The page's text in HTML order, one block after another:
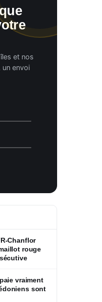
îles et nos
un envoi
Chanflor
rouge
vraiment
sont